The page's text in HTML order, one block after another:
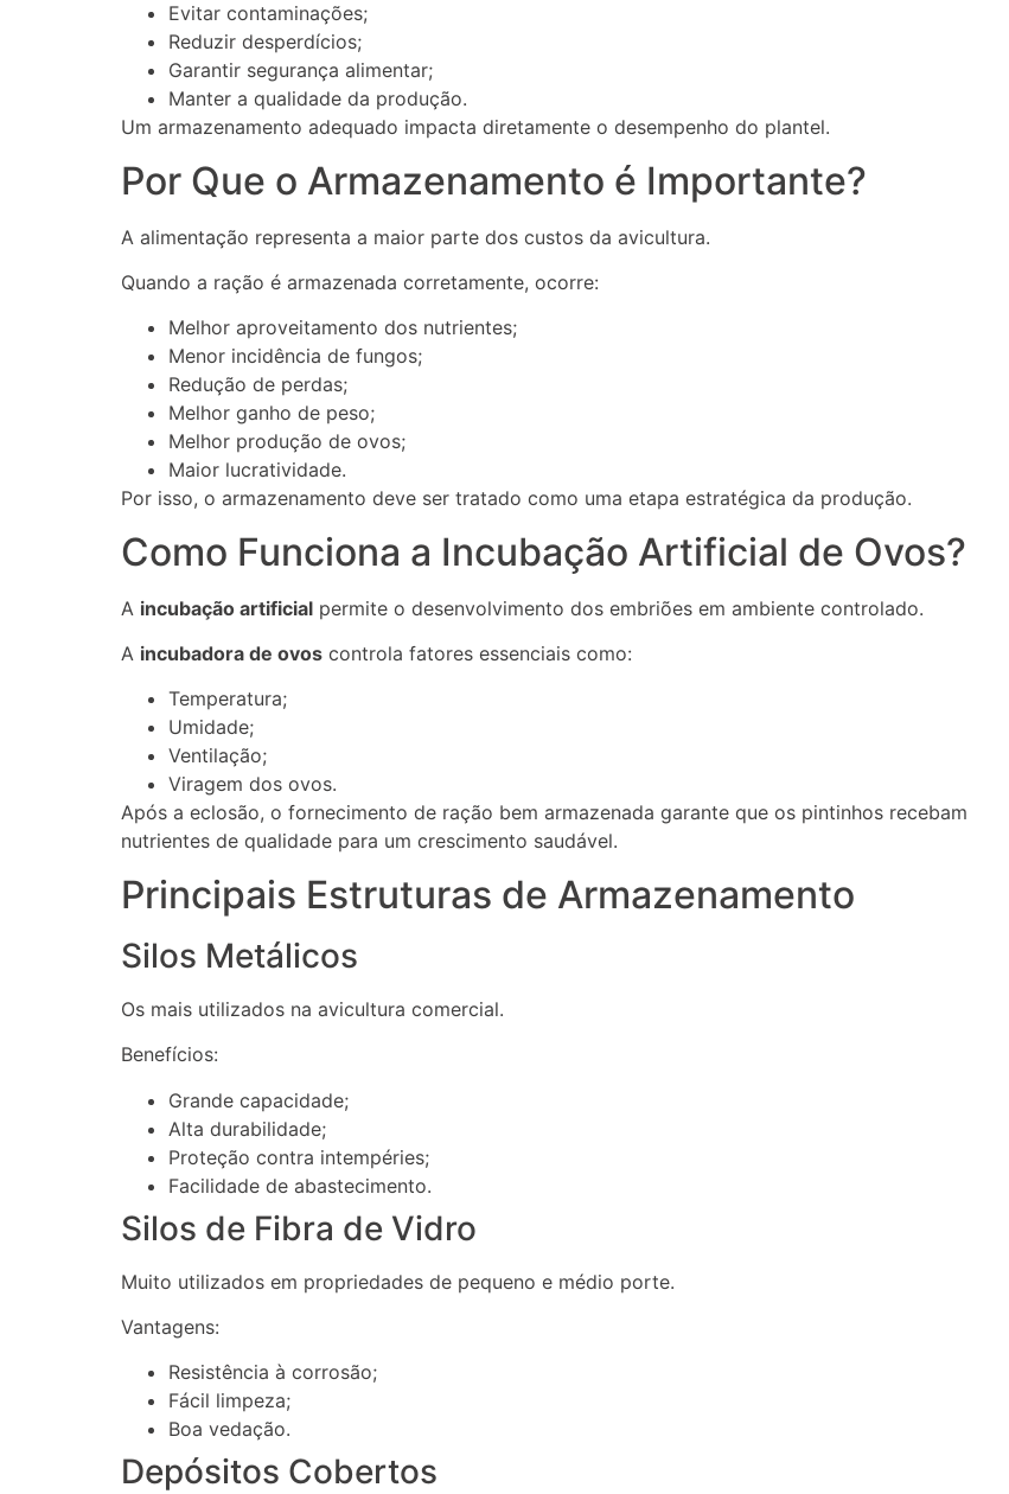
Evitar contaminações;
Reduzir desperdícios;
Garantir segurança alimentar;
Manter a qualidade da produção.
Um armazenamento adequado impacta diretamente o desempenho do plantel.
Por Que o Armazenamento é Importante?
A alimentação representa a maior parte dos custos da avicultura.
Quando a ração é armazenada corretamente, ocorre:
Melhor aproveitamento dos nutrientes;
Menor incidência de fungos;
Redução de perdas;
Melhor ganho de peso;
Melhor produção de ovos;
Maior lucratividade.
Por isso, o armazenamento deve ser tratado como uma etapa estratégica da produção.
Como Funciona a Incubação Artificial de Ovos?
A incubação artificial permite o desenvolvimento dos embriões em ambiente controlado.
A incubadora de ovos controla fatores essenciais como:
Temperatura;
Umidade;
Ventilação;
Viragem dos ovos.
Após a eclosão, o fornecimento de ração bem armazenada garante que os pintinhos recebam
nutrientes de qualidade para um crescimento saudável.
Principais Estruturas de Armazenamento
Silos Metálicos
Os mais utilizados na avicultura comercial.
Benefícios:
Grande capacidade;
Alta durabilidade;
Proteção contra intempéries;
Facilidade de abastecimento.
Silos de Fibra de Vidro
Muito utilizados em propriedades de pequeno e médio porte.
Vantagens:
Resistência à corrosão;
Fácil limpeza;
Boa vedação.
Depósitos Cobertos